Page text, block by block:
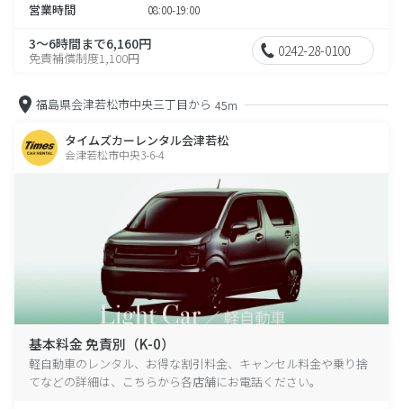
営業時間 08:00-19:00
3～6時間まで6,160円
免責補償制度1,100円 0242-28-0100
福島県会津若松市中央三丁目から 45m
タイムズカーレンタル会津若松
会津若松市中央3-6-4
基本料金 免責別（K-0）
軽自動車のレンタル、お得な割引料金、キャンセル料金や乗り捨
てなどの詳細は、こちらから各店舗にお電話ください。